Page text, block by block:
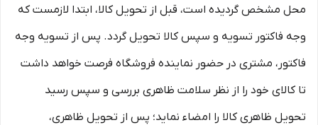
محل مشخص گردیده است، قبل از تحویل کالا، ابتدا لازمست که
وجه فاکتور تسویه و سپس کالا تحویل گردد. پس از تسویه وجه
فاکتور، مشتری در حضور نماینده فروشگاه فرصت خواهد داشت
تا کالای خود را از نظر سلامت ظاهری بررسی و سپس رسید
تحویل ظاهری کالا را امضاء نماید؛ پس از تحویل ظاهری،